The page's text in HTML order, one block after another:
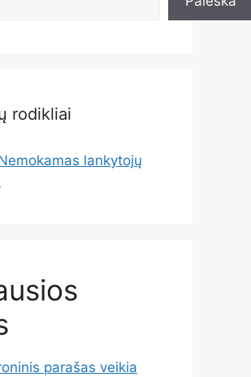
rodikliai
parašas veikia